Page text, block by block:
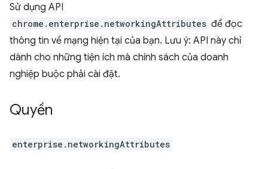
Sử dụng API
chrome.enterprise.networkingAttributes để đọc
thông tin về mạng hiện tại của bạn. Lưu ý: API này chỉ
dành cho những tiện ích mà chính sách của doanh
nghiệp buộc phải cài đặt.
Quyền
enterprise.networkingAttributes